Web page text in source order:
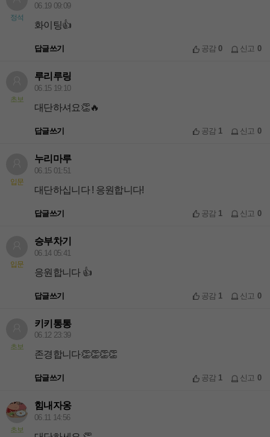
정석
06.19 09:09
화이팅👍
답글쓰기 공감0 신고 0
초보
루리루링
06.15 19:10
대단하셔요👏🔥
답글쓰기 공감 1 신고 0
입문
누리마루
06.15 01:51
대단하십니다 ! 응원합니다!
답글쓰기 공감 1 신고 0
입문
승부차기
06.14 05:41
응원합니다 👍
답글쓰기 공감 1 신고 0
초보
키키통통
06.12 23:39
존경합니다👏👏👏👏
답글쓰기 공감 1 신고 0
초보
힘내자옹
06.11 14:56